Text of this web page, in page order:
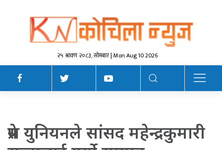
२५ श्रावण २०८३, सोमबार | Mon Aug 10 2026
प्रेस युनियनले सांसद महेन्द्रकुमारी